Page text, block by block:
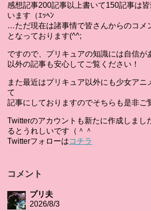
感想記事200記事以上書いて150記事は
います（ｴｯﾍﾝ
…ただ現在は諸事情で皆さんからのコメ
となっております(^^;
ですので、プリキュアの知識には自信が
以外の記事も安心してご覧ください！
また最近はプリキュア以外にも少女アニ
て
記事にしておりますのでそちらも是非ご
Twitterのアカウントも新たに作成しまし
るとうれしいです（＾＾
Twitterフォローはコチラ
コメント
プリ夫
2026/8/3